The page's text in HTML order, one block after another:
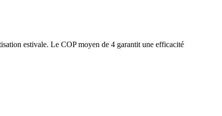
estivale. Le COP moyen de 4 garantit une efficacité